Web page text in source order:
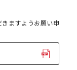
きますようお願い申
始を除く）